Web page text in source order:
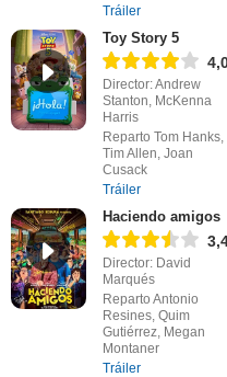
Tráiler
Toy Story 5
Director: Andrew
Stanton, McKenna
Harris
Reparto Tom Hanks,
Tim Allen, Joan
Cusack
Tráiler
Haciendo amigos
Director: David
Marqués
Reparto Antonio
Resines, Quim
Gutiérrez, Megan
Montaner
Tráiler